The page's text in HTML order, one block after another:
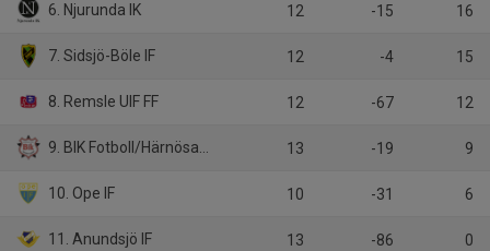
6. Njurunda IK 12 -15 16
7. Sidsjö-Böle IF 12 -4 15
8. Remsle UIF FF 12 -67 12
9. BIK Fotboll/Härnösands SK 13 -19 9
10. Ope IF 10 -31 6
11. Anundsjö IF 13 -86 0